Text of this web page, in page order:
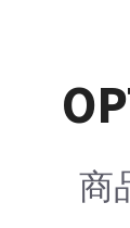
商